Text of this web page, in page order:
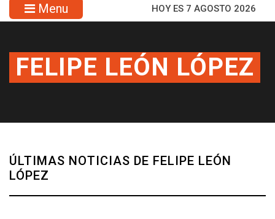
Menu HOY ES 7 AGOSTO 2026
FELIPE LEÓN LÓPEZ
ÚLTIMAS NOTICIAS DE FELIPE LEÓN
LÓPEZ